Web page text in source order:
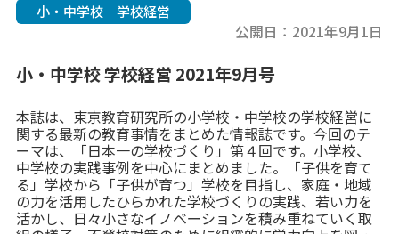
援
情報誌
小・中学校 学校経営
公開日： 2021年9月1日
小・中学校 学校経営 2021年9月号
本誌は、東京教育研究所の小学校・中学校の学校経営に
関する最新の教育事情をまとめた情報誌です。今回のテ
ーマは、「日本一の学校づくり」第４回です。小学校、
中学校の実践事例を中心にまとめました。「子供を育て
る」学校から「子供が育つ」学校を目指し、家庭・地域
の力を活用したひらかれた学校づくりの実践、若い力を
活かし、日々小さなイノベーションを積み重ねていく取